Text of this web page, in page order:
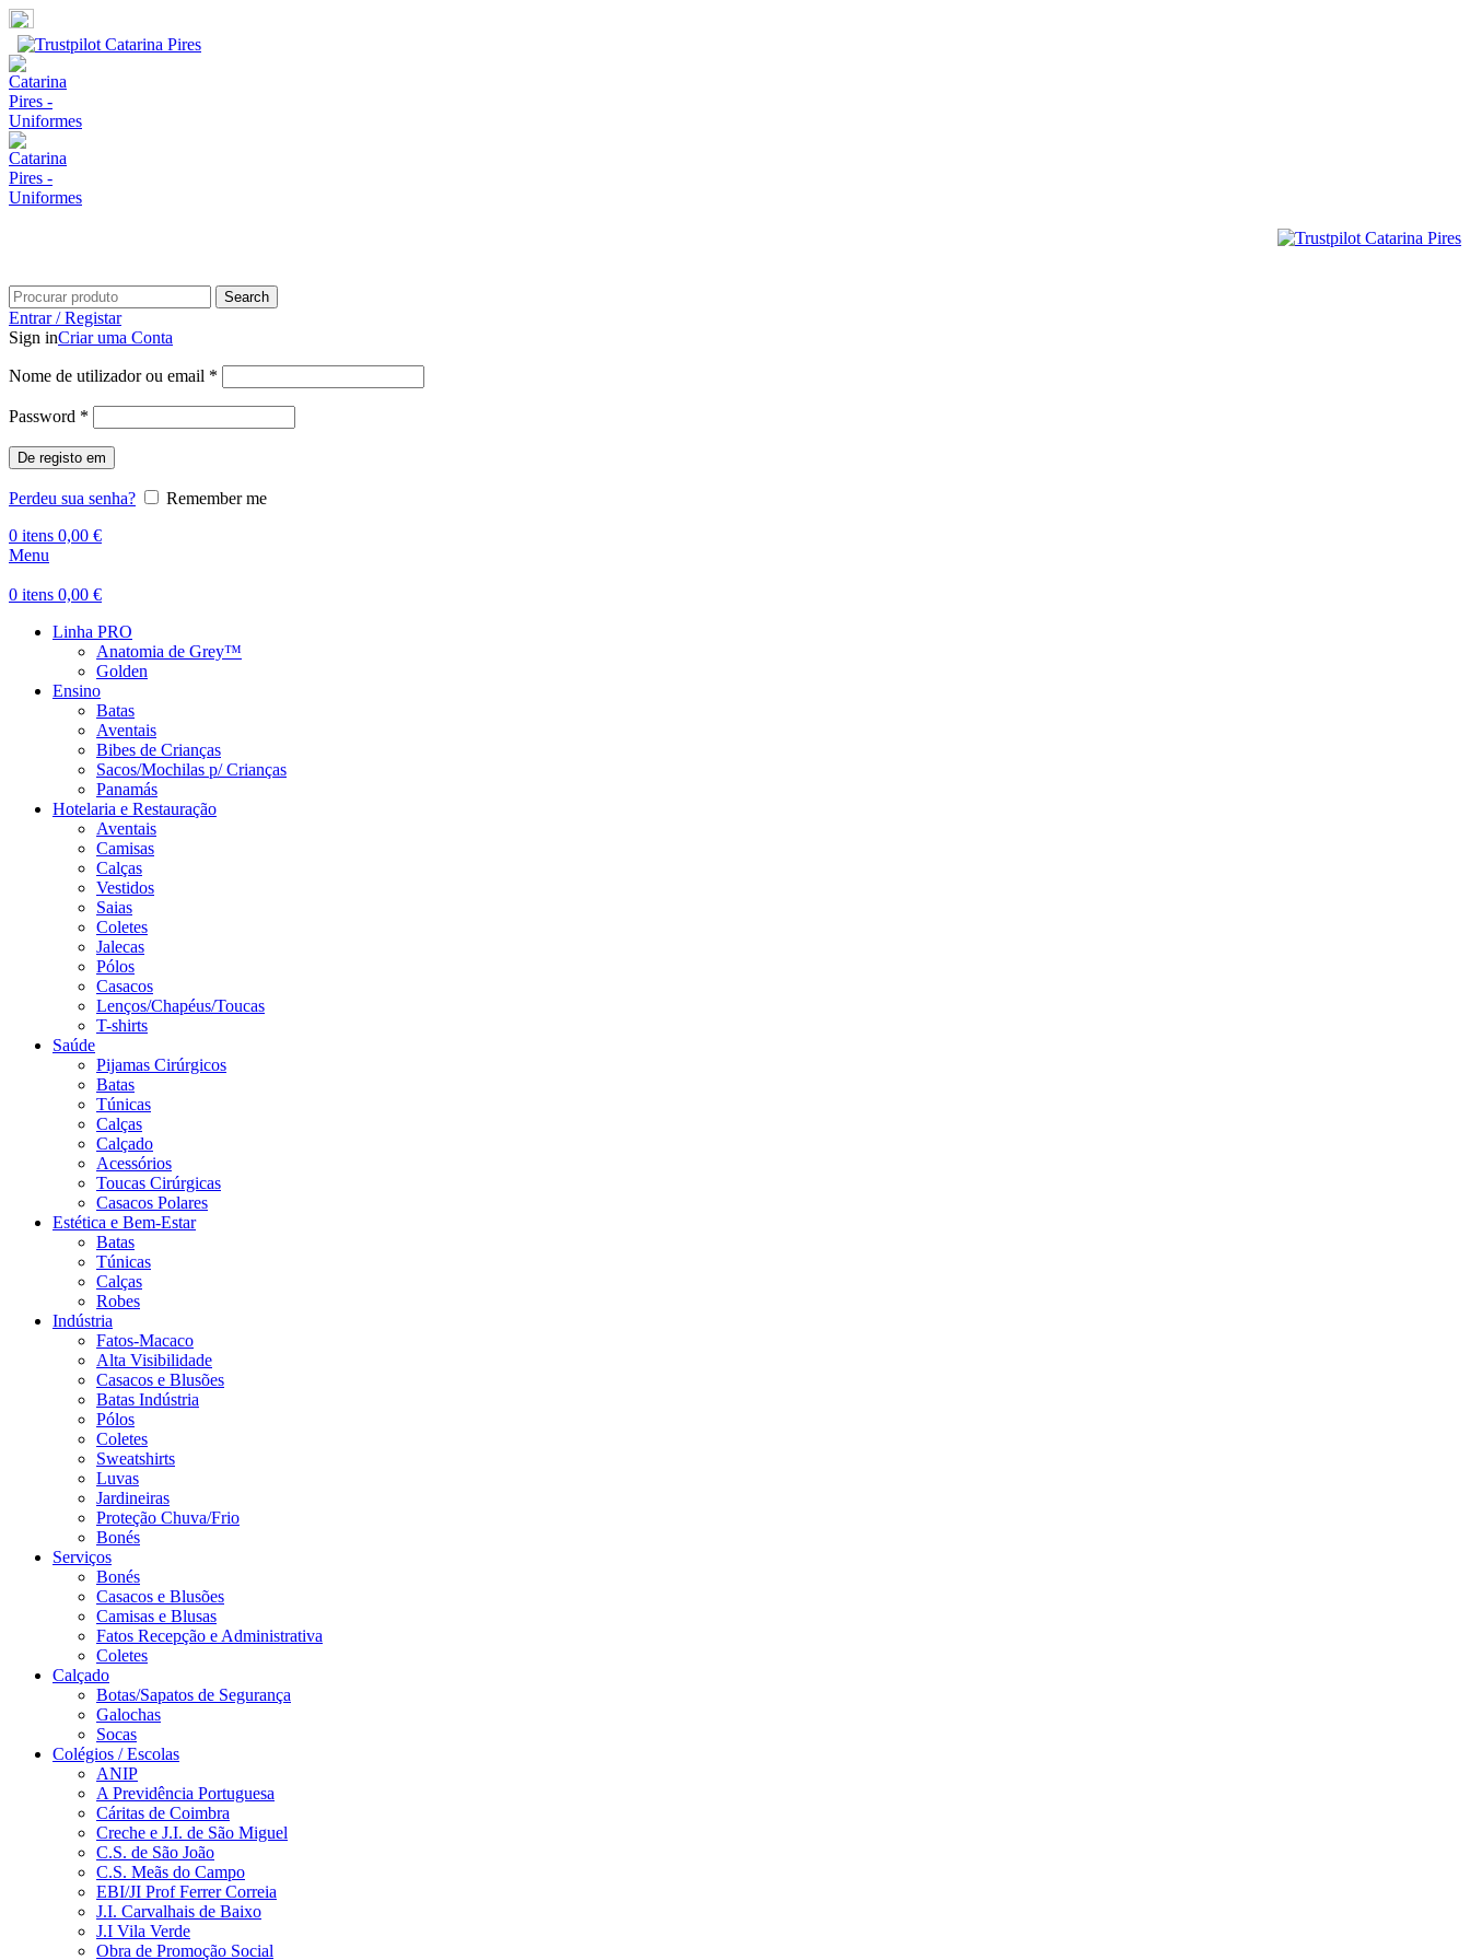
Search
Entrar / Registar
Sign inCriar uma Conta
Nome de utilizador ou email *
Password *
De registo em
Perdeu sua senha?
Remember me
0 itens 0,00 €
Menu
0 itens 0,00 €
Linha PRO
Anatomia de Grey™
Golden
Ensino
Batas
Aventais
Bibes de Crianças
Sacos/Mochilas p/ Crianças
Panamás
Hotelaria e Restauração
Aventais
Camisas
Calças
Vestidos
Saias
Coletes
Jalecas
Pólos
Casacos
Lenços/Chapéus/Toucas
T-shirts
Saúde
Pijamas Cirúrgicos
Batas
Túnicas
Calças
Calçado
Acessórios
Toucas Cirúrgicas
Casacos Polares
Estética e Bem-Estar
Batas
Túnicas
Calças
Robes
Indústria
Fatos-Macaco
Alta Visibilidade
Casacos e Blusões
Batas Indústria
Pólos
Coletes
Sweatshirts
Luvas
Jardineiras
Proteção Chuva/Frio
Bonés
Serviços
Bonés
Casacos e Blusões
Camisas e Blusas
Fatos Recepção e Administrativa
Coletes
Calçado
Botas/Sapatos de Segurança
Galochas
Socas
Colégios / Escolas
ANIP
A Previdência Portuguesa
Cáritas de Coimbra
Creche e J.I. de São Miguel
C.S. de São João
C.S. Meãs do Campo
EBI/JI Prof Ferrer Correia
J.I. Carvalhais de Baixo
J.I Vila Verde
Obra de Promoção Social